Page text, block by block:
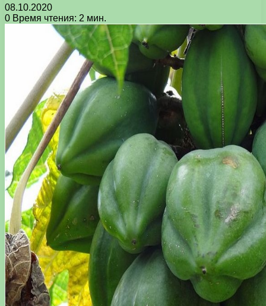
08.10.2020
0 Время чтения: 2 мин.